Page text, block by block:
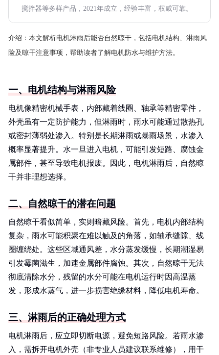
搅拌器等多样产品，2021年成立，经验丰富，权威可靠。
介绍： 本文解析电机淋雨后能否自然晾干，包括电机结构、淋雨风
险及晾干注意事项，帮助读者了解电机防水与维护方法。
一、电机结构与淋雨风险
电机像精密机械手表，内部藏着线圈、轴承等精密零件，
外壳虽有一定防护能力，但淋雨时，雨水可能通过散热孔
或密封薄弱处渗入。特别是长期淋雨或暴雨场景，水渗入
概率显著提升。水一旦进入电机，可能引发短路、腐蚀金
属部件，甚至导致电机报废。因此，电机淋雨后，自然晾
干并非理想选择。
二、自然晾干的潜在问题
自然晾干看似简单，实则暗藏风险。首先，电机内部结构
复杂，雨水可能积聚在难以触及的角落，如轴承缝隙、线
圈缠绕处。这些区域通风差，水分蒸发缓慢，长期潮湿易
引发霉菌滋生，加速金属部件腐蚀。其次，自然晾干无法
彻底清除水分，残留的水分可能在电机运行时因高温蒸
发，形成水蒸气，进一步损害绝缘材料，降低电机寿命。
三、淋雨后的正确处理方式
电机淋雨后，应立即切断电源，避免短路风险。若雨水渗
入，需拆开电机外壳（非专业人员建议联系维修），用干